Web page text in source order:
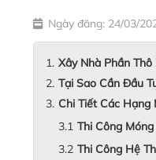
Ngày đăng: 24/03/
Xây Nhà Phần Thô
Tại Sao Cần Đầu
Chi Tiết Các Hạng
Thi Công
Thi Công Hệ